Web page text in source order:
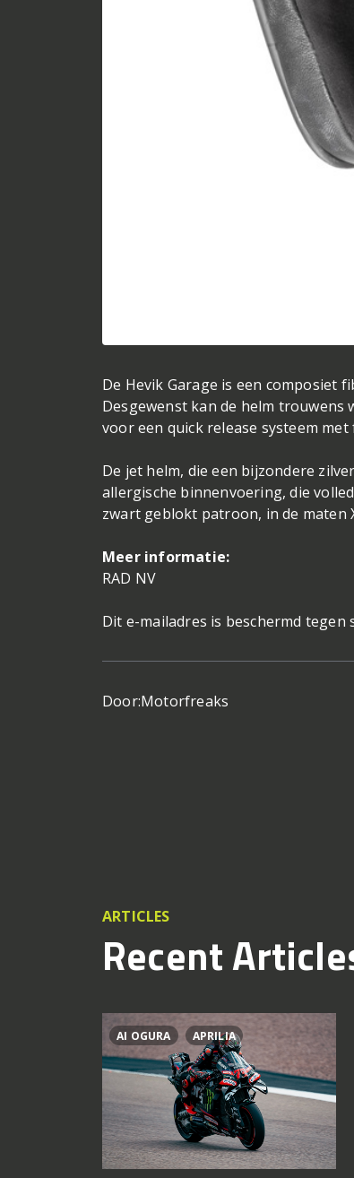
De Hevik Garage is een composiet
Desgewenst kan de helm trouwens
voor een quick release systeem
De jet helm, die een bijzondere
allergische binnenvoering, die
zwart geblokt patroon, in de maten
Meer informatie:
RAD NV
Dit e-mailadres is beschermd
Door:Motorfreaks
ARTICLES
Recent
AI OGURA APRILIA